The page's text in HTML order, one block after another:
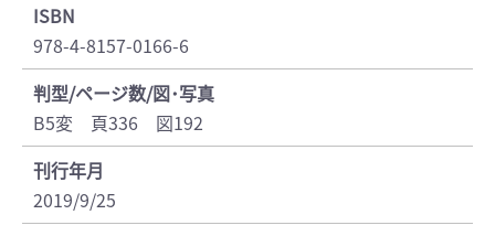
ISBN
978-4-8157-0166-6
判型/ページ数/図･写真
B5変 頁336 図192
刊行年月
2019/9/25